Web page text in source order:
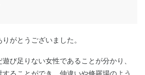
がとうございました。
び足りない女性であることが分かり、
ることができ、仲違いや修羅場のよう